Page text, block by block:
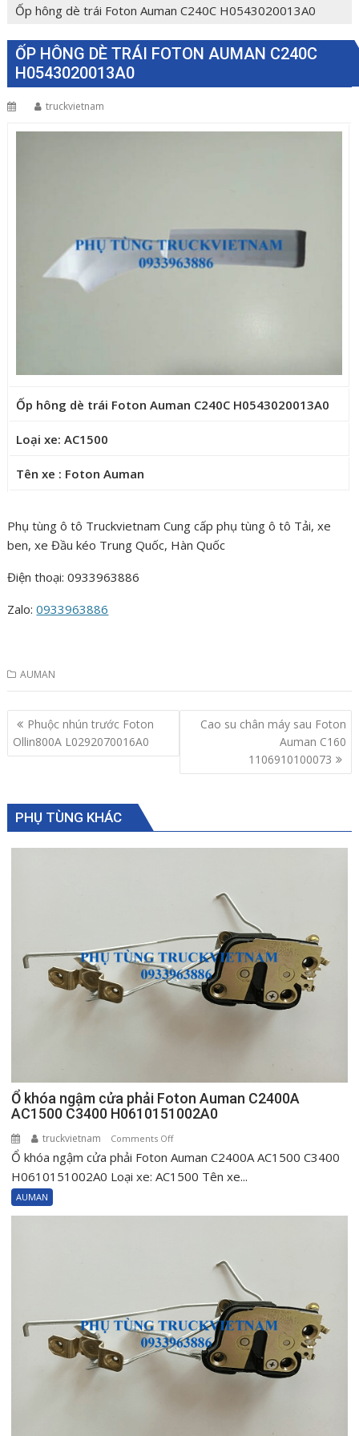
Ốp hông dè trái Foton Auman C240C H0543020013A0
ỐP HÔNG DÈ TRÁI FOTON AUMAN C240C
H0543020013A0
truckvietnam
Ốp hông dè trái Foton Auman C240C H0543020013A0
Loại xe: AC1500
Tên xe : Foton Auman
Phụ tùng ô tô Truckvietnam Cung cấp phụ tùng ô tô Tải, xe
ben, xe Đầu kéo Trung Quốc, Hàn Quốc
Điện thoại: 0933963886
Zalo:0933963886
AUMAN
Post
navigation
Phuộc nhún trước Foton
Ollin800A L0292070016A0
Cao su chân máy sau Foton
Auman C160
1106910100073
PHỤ TÙNG KHÁC
Ổ khóa ngậm cửa phải Foton Auman C2400A
AC1500 C3400 H0610151002A0
truckvietnam Comments Offon
Ổ
khóa
H0610151002A0
Ổ khóa ngậm cửa phải Foton Auman C2400A AC1500 C3400
H0610151002A0 Loại xe: AC1500 Tên xe...
AUMAN